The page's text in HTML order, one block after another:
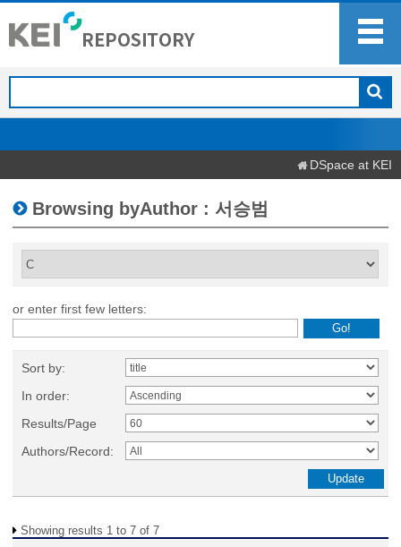
DSpace at KEI
Browsing byAuthor : 서승범
or enter first few letters:
Sort by:
In order:
Results/Page
Authors/Record:
Showing results 1 to 7 of 7